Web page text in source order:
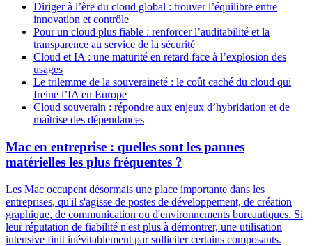
Diriger à l’ère du cloud global : trouver l’équilibre entre
innovation et contrôle
Pour un cloud plus fiable : renforcer l’auditabilité et la
transparence au service de la sécurité
Cloud et IA : une maturité en retard face à l’explosion des
usages
Le trilemme de la souveraineté : le coût caché du cloud qui
freine l’IA en Europe
Cloud souverain : répondre aux enjeux d’hybridation et de
maîtrise des dépendances
Mac en entreprise : quelles sont les pannes
matérielles les plus fréquentes ?
Les Mac occupent désormais une place importante dans les
entreprises, qu'il s'agisse de postes de développement, de création
graphique, de communication ou d'environnements bureautiques. Si
leur réputation de fiabilité n'est plus à démontrer, une utilisation
intensive finit inévitablement par solliciter certains composants.